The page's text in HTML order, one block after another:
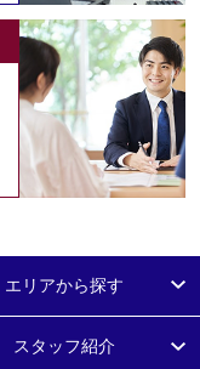
エリアから探す
スタッフ紹介